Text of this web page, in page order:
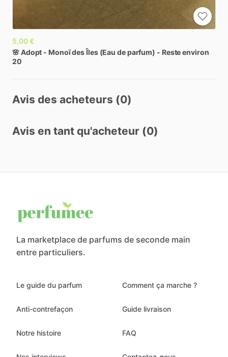
5,00 €
🌸 Adopt - MonoïdesÎles (Eau deparfum) - Resteenviron
20
Avis des acheteurs (0)
Avis en tant qu'acheteur (0)
La marketplace de parfums de seconde main
entre particuliers.
Le guide du parfum
Anti-contrefaçon
Notre histoire
Comment ça marche ?
Guide livraison
FAQ